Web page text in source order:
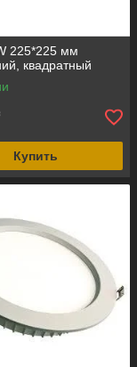
225*225 мм
квадратный
Купить